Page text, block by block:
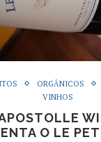
ORGÂNICOS
VINHOS
O LE